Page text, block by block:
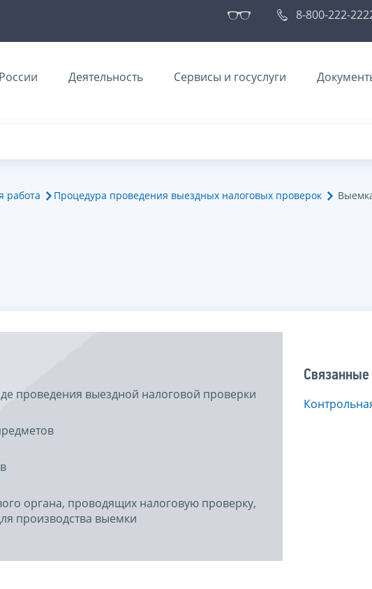
8-800-222-
Деятельность Сервисы и госуслуги
работа Процедура проведения выездных налоговых проверок
проведения выездной налоговой проверки
органа, проводящих налоговую проверку,
производства выемки